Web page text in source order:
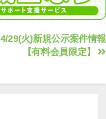
4/29(火)新規公示案件情報
【有料会員限定】